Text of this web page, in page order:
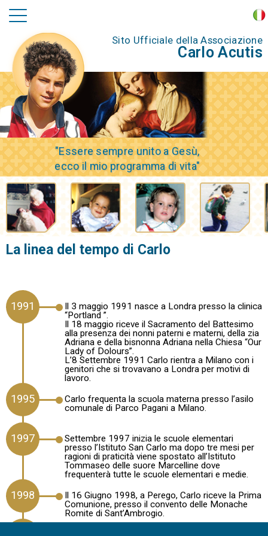
Sito Ufficiale della Associazione
Carlo Acutis
"Essere sempre unito a Gesù,
ecco il mio programma di vita"
La linea del tempo di Carlo
1991
Il 3 maggio 1991 nasce a Londra presso la clinica
“Portland ”.
Il 18 maggio riceve il Sacramento del Battesimo
alla presenza dei nonni paterni e materni, della zia
Adriana e della bisnonna Adriana nella Chiesa “Our
Lady of Dolours”.
L’8 Settembre 1991 Carlo rientra a Milano con i
genitori che si trovavano a Londra per motivi di
lavoro.
1995
Carlo frequenta la scuola materna presso l’asilo
comunale di Parco Pagani a Milano.
1997
Settembre 1997 inizia le scuole elementari
presso l’Istituto San Carlo ma dopo tre mesi per
ragioni di praticità viene spostato all’Istituto
Tommaseo delle suore Marcelline dove
frequenterà tutte le scuole elementari e medie.
1998
Il 16 Giugno 1998, a Perego, Carlo riceve la Prima
Comunione, presso il convento delle Monache
Romite di Sant’Ambrogio.